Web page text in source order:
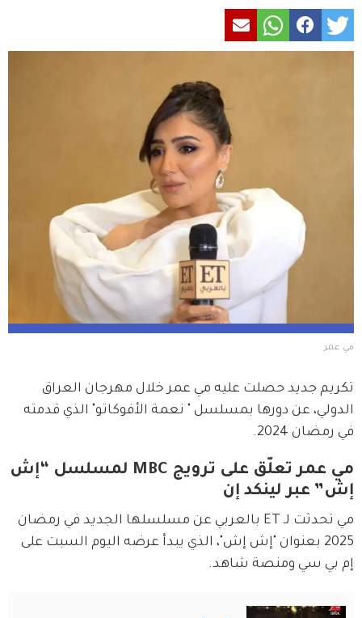
مي عمر
تكريم جديد حصلت عليه مي عمر خلال مهرجان العراق
الدولي، عن دورها بمسلسل " نعمة الأفوكاتو" الذي قدمته
في رمضان 2024.
مي عمر تعلّق على ترويج MBC لمسلسل “إش
إش” عبر لينكد إن
مي تحدثت لـ ET بالعربي عن مسلسلها الجديد في رمضان
2025 بعنوان "إش إش"، الذي يبدأ عرضه اليوم السبت على
إم بي سي ومنصة شاهد.